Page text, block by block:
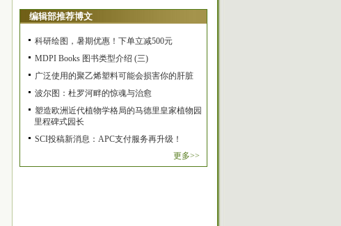
编辑部推荐博文
科研绘图，暑期优惠！下单立减500元
MDPI Books 图书类型介绍 (三)
广泛使用的聚乙烯塑料可能会损害你的肝脏
波尔图：杜罗河畔的惊魂与治愈
塑造欧洲近代植物学格局的马德里皇家植物园
里程碑式园长
SCI投稿新消息：APC支付服务再升级！
更多>>